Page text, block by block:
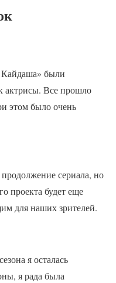
Кайдаша» были
актрисы. Все прошло
этом было очень
сериала, но
проекта будет еще
для наших зрителей.
я осталась
я рада была